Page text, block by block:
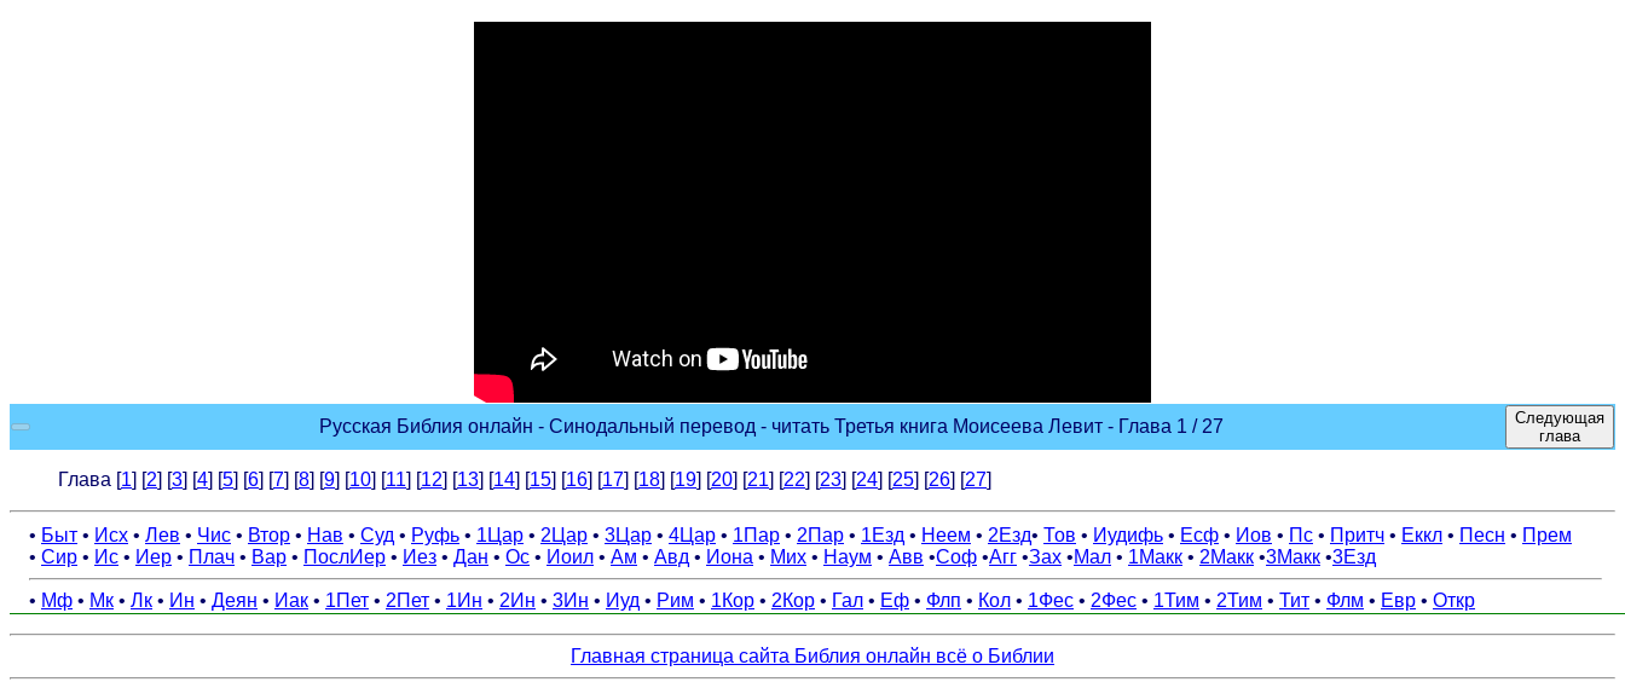
Русская Библия онлайн - Синодальный перевод - читать Третья книга Моисеева Левит - Глава 1 / 27
Следующая
глава
Глава [1] [2] [3] [4] [5] [6] [7] [8] [9] [10] [11] [12] [13] [14] [15] [16] [17] [18] [19] [20] [21] [22] [23] [24] [25] [26] [27]
• Быт • Исх • Лев • Чис • Втор • Нав • Суд • Руфь • 1Цар • 2Цар • 3Цар • 4Цар • 1Пар • 2Пар • 1Езд • Неем • 2Езд• Тов • Иудифь • Есф • Иов • Пс • Притч • Еккл • Песн • Прем
• Сир • Ис • Иер • Плач • Вар • ПослИер • Иез • Дан • Ос • Иоил • Ам • Авд • Иона • Мих • Наум • Авв •Соф •Агг •Зах •Мал • 1Макк • 2Макк •3Макк •3Езд
• Мф • Мк • Лк • Ин • Деян • Иак • 1Пет • 2Пет • 1Ин • 2Ин • 3Ин • Иуд • Рим • 1Кор • 2Кор • Гал • Еф • Флп • Кол • 1Фес • 2Фес • 1Тим • 2Тим • Тит • Флм • Евр • Откр
Главная страница сайта Библия онлайн всё о Библии